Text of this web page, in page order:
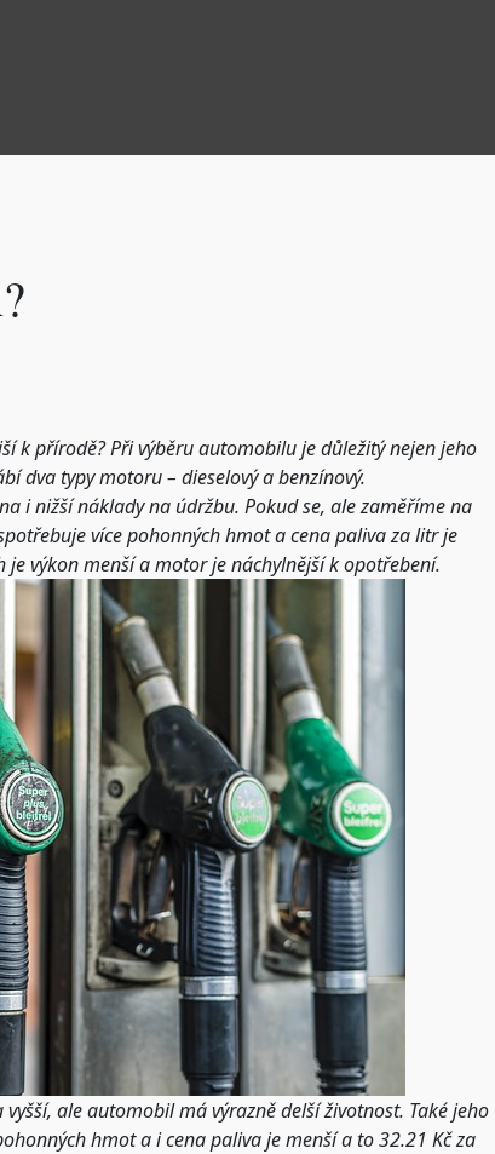
k přírodě? Při výběru automobilu je důležitý nejen jeho
dva typy motoru – dieselový a benzínový.
i nižší náklady na údržbu. Pokud se, ale zaměříme na
více pohonných hmot a cena paliva za litr je
je výkon menší a motor je náchylnější k opotřebení.
ale automobil má výrazně delší životnost. Také jeho
hmot a i cena paliva je menší a to 32.21 Kč za